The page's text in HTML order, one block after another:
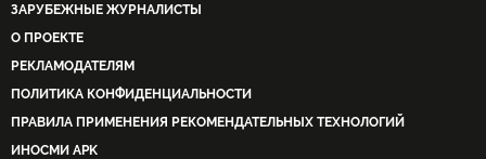
ЗАРУБЕЖНЫЕ ЖУРНАЛИСТЫ
О ПРОЕКТЕ
РЕКЛАМОДАТЕЛЯМ
ПОЛИТИКА КОНФИДЕНЦИАЛЬНОСТИ
ПРАВИЛА ПРИМЕНЕНИЯ РЕКОМЕНДАТЕЛЬНЫХ ТЕХНОЛОГИЙ
ИНОСМИ APK